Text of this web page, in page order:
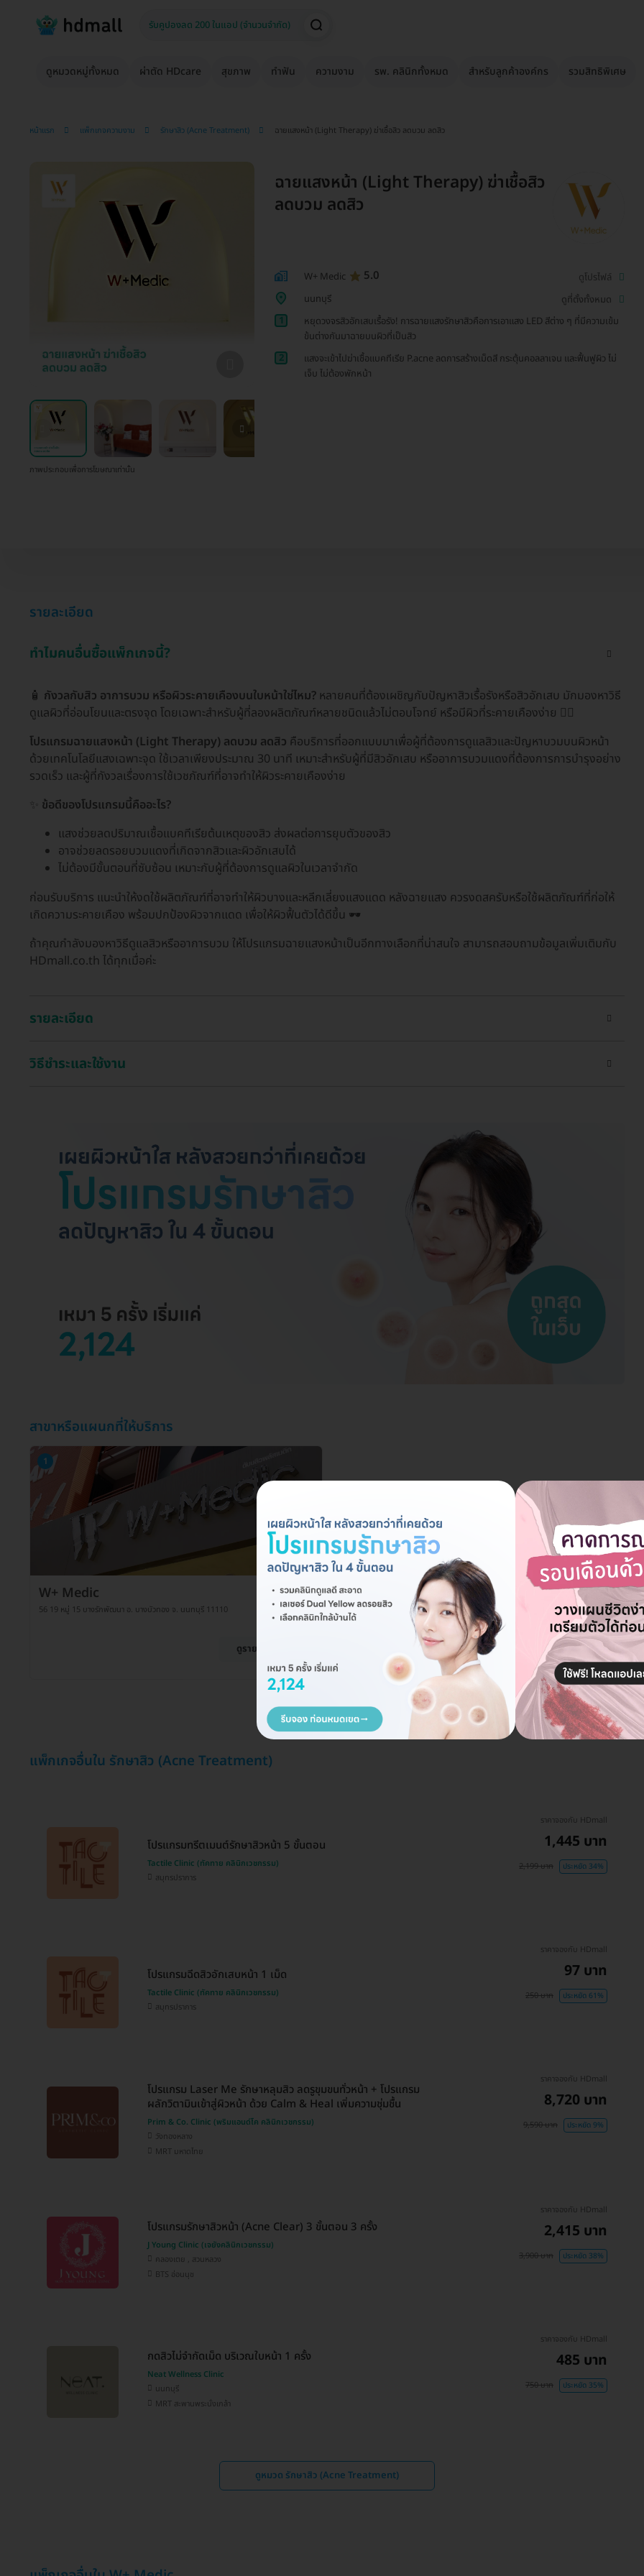
ดูหมวดหมู่ทั้งหมด ผ่าตัด HDcare สุขภาพ ทำฟัน ความงาม รพ. คลินิกทั้งหมด สำหรับลูกค้าองค์กร รวมสิทธิพิเศษ
หน้าแรก แพ็กเกจความงาม รักษาสิว (Acne Treatment) ฉายแสงหน้า (Light Therapy) ฆ่าเชื้อสิว ลดบวม ลดสิว
ภาพประกอบเพื่อการโฆษณาเท่านั้น
ฉายแสงหน้า (Light Therapy) ฆ่าเชื้อสิว
ลดบวม ลดสิว
W+ Medic 5.0
ดูโปรไฟล์
นนทบุรี
ดูที่ตั้งทั้งหมด
1
หยุดวงจรสิวอักเสบเรื้อรัง! การฉายแสงรักษาสิวคือการเอาแสง LED สีต่าง ๆ ที่มีความเข้ม
ข้นต่างกันมาฉายบนผิวที่เป็นสิว
2
แสงจะเข้าไปฆ่าเชื้อแบคทีเรีย P.acne ลดการสร้างเม็ดสี กระตุ้นคอลลาเจน และฟื้นฟูผิว ไม่
เจ็บ ไม่ต้องพักหน้า
รายละเอียด
ทำไมคนอื่นซื้อแพ็กเกจนี้?
🧴 กังวลกับสิว อาการบวม หรือผิวระคายเคืองบนใบหน้าใช่ไหม? หลายคนที่ต้องเผชิญกับปัญหาสิวเรื้อรังหรือสิวอักเสบ มักมองหาวิธี
ดูแลผิวที่อ่อนโยนและตรงจุด โดยเฉพาะสำหรับผู้ที่ลองผลิตภัณฑ์หลายชนิดแล้วไม่ตอบโจทย์ หรือมีผิวที่ระคายเคืองง่าย 👩‍⚕️
โปรแกรมฉายแสงหน้า (Light Therapy) ลดบวม ลดสิว คือบริการที่ออกแบบมาเพื่อผู้ที่ต้องการดูแลสิวและปัญหาบวมบนผิวหน้า
ด้วยเทคโนโลยีแสงเฉพาะจุด ใช้เวลาเพียงประมาณ 30 นาที เหมาะสำหรับผู้ที่มีสิวอักเสบ หรืออาการบวมแดงที่ต้องการการบำรุงอย่าง
รวดเร็ว และผู้ที่กังวลเรื่องการใช้เวชภัณฑ์ที่อาจทำให้ผิวระคายเคืองง่าย
ข้อดีของโปรแกรมนี้คืออะไร?
แสงช่วยลดปริมาณเชื้อแบคทีเรียต้นเหตุของสิว ส่งผลต่อการยุบตัวของสิว
อาจช่วยลดรอยบวมแดงที่เกิดจากสิวและผิวอักเสบได้
ไม่ต้องมีขั้นตอนที่ซับซ้อน เหมาะกับผู้ที่ต้องการดูแลผิวในเวลาจำกัด
ก่อนรับบริการ แนะนำให้งดใช้ผลิตภัณฑ์ที่อาจทำให้ผิวบางและหลีกเลี่ยงแสงแดด หลังฉายแสง ควรงดสครับหรือใช้ผลิตภัณฑ์ที่ก่อให้
เกิดความระคายเคือง พร้อมปกป้องผิวจากแดด เพื่อให้ผิวฟื้นตัวได้ดีขึ้น 🕶️
ถ้าคุณกำลังมองหาวิธีดูแลสิวหรืออาการบวม ให้โปรแกรมฉายแสงหน้าเป็นอีกทางเลือกที่น่าสนใจ สามารถสอบถามข้อมูลเพิ่มเติมกับ
HDmall.co.th ได้ทุกเมื่อค่ะ
รายละเอียด
วิธีชำระและใช้งาน
สาขาหรือแผนกที่ให้บริการ
1
W+ Medic
56 19 หมู่ 15 บางรักพัฒนา อ. บางบัวทอง จ. นนทบุรี 11110
ดูรายละเอียด
แพ็กเกจอื่นใน รักษาสิว (Acne Treatment)
โปรแกรมทรีตเมนต์รักษาสิวหน้า 5 ขั้นตอน
Tactile Clinic (ทัคทาย คลินิกเวชกรรม)
สมุทรปราการ
ราคาจองกับ HDmall
1,445 บาท
2,199 บาท ประหยัด 34%
โปรแกรมฉีดสิวอักเสบหน้า 1 เม็ด
Tactile Clinic (ทัคทาย คลินิกเวชกรรม)
สมุทรปราการ
ราคาจองกับ HDmall
97 บาท
250 บาท ประหยัด 61%
โปรแกรม Laser Me รักษาหลุมสิว ลดรูขุมขนทั่วหน้า + โปรแกรม
ผลักวิตามินเข้าสู่ผิวหน้า ด้วย Calm & Heal เพิ่มความชุ่มชื้น
Prim & Co. Clinic (พริมแอนด์โค คลินิกเวชกรรม)
วังทองหลาง
MRT มหาดไทย
ราคาจองกับ HDmall
8,720 บาท
9,590 บาท ประหยัด 9%
โปรแกรมรักษาสิวหน้า (Acne Clear) 3 ขั้นตอน 3 ครั้ง
J Young Clinic (เจยังคลินิกเวชกรรม)
คลองเตย , สวนหลวง
BTS อ่อนนุช
ราคาจองกับ HDmall
2,415 บาท
3,900 บาท ประหยัด 38%
กดสิวไม่จำกัดเม็ด บริเวณใบหน้า 1 ครั้ง
Neat Wellness Clinic
นนทบุรี
MRT สะพานพระนั่งเกล้า
ราคาจองกับ HDmall
485 บาท
750 บาท ประหยัด 35%
ดูหมวด รักษาสิว (Acne Treatment)